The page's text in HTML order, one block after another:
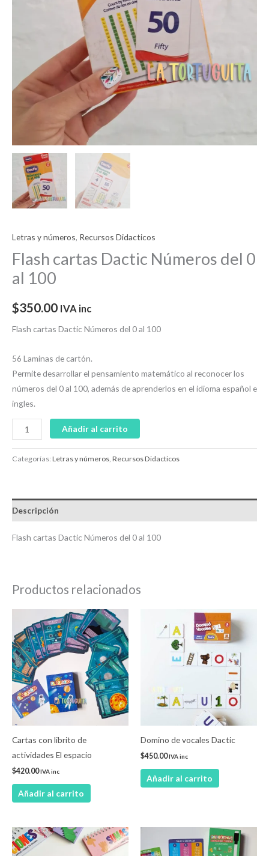
Letras y números, Recursos Didacticos
Flash cartas Dactic Números del 0
al 100
$350.00 IVA inc
Flash cartas Dactic Números del 0 al 100
56 Laminas de cartón.
Permite desarrollar el pensamiento matemático al reconocer los
números del 0 al 100, además de aprenderlos en el idioma español e
ingles.
Añadir al carrito
Categorías:Letras y números, Recursos Didacticos
Descripción
Flash cartas Dactic Números del 0 al 100
Productos relacionados
Cartas con librito de
actividades El espacio
$420.00IVA inc
Añadir al carrito
Domino de vocales Dactic
$450.00IVA inc
Añadir al carrito